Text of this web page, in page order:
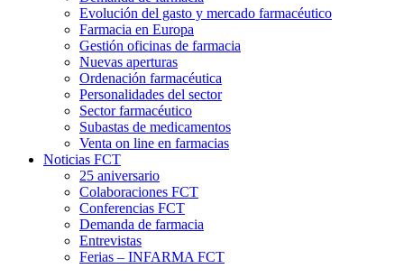
Evolución del gasto y mercado farmacéutico
Farmacia en Europa
Gestión oficinas de farmacia
Nuevas aperturas
Ordenación farmacéutica
Personalidades del sector
Sector farmacéutico
Subastas de medicamentos
Venta on line en farmacias
Noticias FCT
25 aniversario
Colaboraciones FCT
Conferencias FCT
Demanda de farmacia
Entrevistas
Ferias – INFARMA FCT